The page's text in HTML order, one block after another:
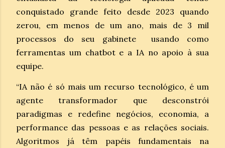
conquistado grande feito desde 2023 quando
zerou, em menos de um ano, mais de 3 mil
processos do seu gabinete usando como
ferramentas um chatbot e a IA no apoio à sua
equipe.
“IA não é só mais um recurso tecnológico, é um
agente transformador que desconstrói
paradigmas e redefine negócios, economia, a
performance das pessoas e as relações sociais.
Algoritmos já têm papéis fundamentais na